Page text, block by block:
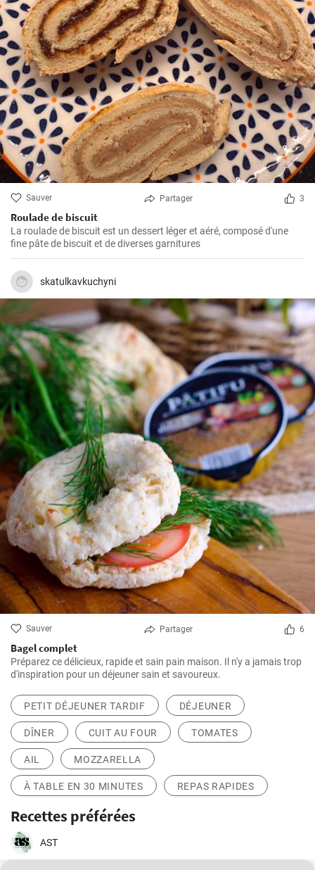
Sauver Partager 3
Roulade de biscuit
La roulade de biscuit est un dessert léger et aéré, composé d'une
fine pâte de biscuit et de diverses garnitures
skatulkavkuchyni
Sauver Partager 6
Bagel complet
Préparez ce délicieux, rapide et sain pain maison. Il n'y a jamais trop
d'inspiration pour un déjeuner sain et savoureux.
PETIT DÉJEUNER TARDIF DÉJEUNER
DÎNER CUIT AU FOUR TOMATES
AIL MOZZARELLA
À TABLE EN 30 MINUTES REPAS RAPIDES
Recettes préférées
AST